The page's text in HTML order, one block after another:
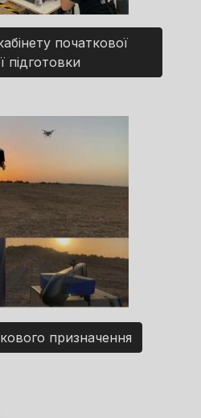
початкової
підготовки
призначення